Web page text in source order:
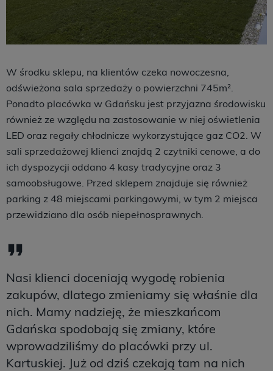
W środku sklepu, na klientów czeka nowoczesna,
odświeżona sala sprzedaży o powierzchni 745m².
Ponadto placówka w Gdańsku jest przyjazna środowisku
również ze względu na zastosowanie w niej oświetlenia
LED oraz regały chłodnicze wykorzystujące gaz CO2. W
sali sprzedażowej klienci znajdą 2 czytniki cenowe, a do
ich dyspozycji oddano 4 kasy tradycyjne oraz 3
samoobsługowe. Przed sklepem znajduje się również
parking z 48 miejscami parkingowymi, w tym 2 miejsca
przewidziano dla osób niepełnosprawnych.
Nasi klienci doceniają wygodę robienia
zakupów, dlatego zmieniamy się właśnie dla
nich. Mamy nadzieję, że mieszkańcom
Gdańska spodobają się zmiany, które
wprowadziliśmy do placówki przy ul.
Kartuskiej. Już od dziś czekają tam na nich